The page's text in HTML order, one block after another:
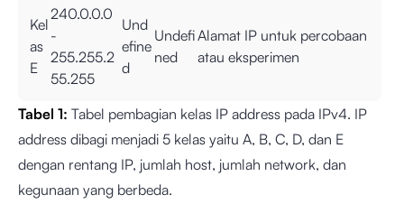
Kel
as
E
240.0.0.0
-
255.255.2
55.255
Und
efine
d
Undefi
ned
Alamat IP untuk percobaan
atau eksperimen
Tabel 1: Tabel pembagian kelas IP address pada IPv4. IP
address dibagi menjadi 5 kelas yaitu A, B, C, D, dan E
dengan rentang IP, jumlah host, jumlah network, dan
kegunaan yang berbeda.